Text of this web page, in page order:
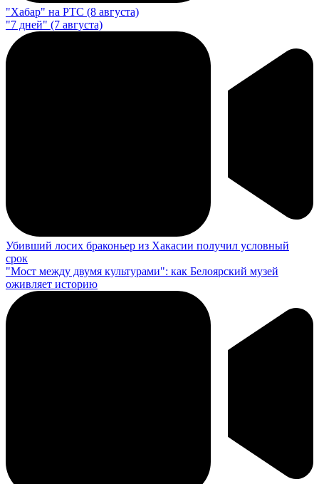
"Хабар" на РТС (8 августа)
"7 дней" (7 августа)
Убивший лосих браконьер из Хакасии получил условный
срок
"Мост между двумя культурами": как Белоярский музей
оживляет историю